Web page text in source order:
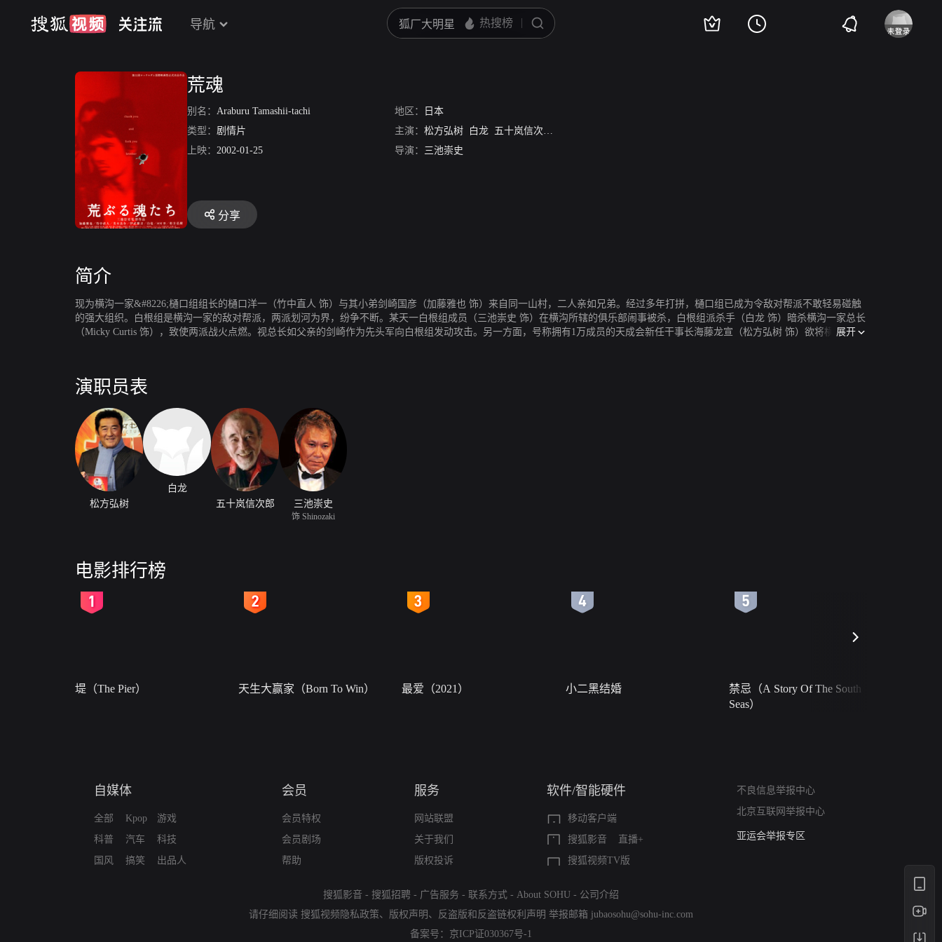
导航
荒魂
别名： Araburu Tamashii-tachi 地区：
日本
类型： 剧情片 主演： 松方弘树 白龙 五十岚信次郎
上映： 2002-01-25 导演： 三池崇史
分享
简介
现为横沟一家&#8226;樋口组组长的樋口洋一（竹中直人 饰）与其小弟剑崎国彦（加藤雅也 饰）来自同一山村，二人亲如兄弟。经过多年打拼，樋口组已成为令敌对帮派不敢轻易碰触
的强大组织。白根组是横沟一家的敌对帮派，两派划河为界，纷争不断。某天一白根组成员（三池崇史 饰）在横沟所辖的俱乐部闹事被杀，白根组派杀手（白龙 饰）暗杀横沟一家总长
（Micky Curtis 饰），致使两派战火点燃。视总长如父亲的剑崎作为先头军向白根组发动攻击。另一方面，号称拥有1万成员的天成会新任干事长海藤龙宣（松方弘树 饰）欲将横沟一家
展开
演职员表
松方弘树
白龙
五十岚信次郎
三池崇史
饰 Shinozaki
电影排行榜
堤（The Pier） 天生大赢家（Born To Win） 最爱（2021） 小二黑结婚
禁忌（A Story Of The South
Seas）
自媒体
全部
科普
国风
Kpop
汽车
搞笑
游戏
科技
出品人
会员
会员特权
会员剧场
帮助
服务
网站联盟
关于我们
版权投诉
软件/智能硬件
移动客户端
搜狐影音
直播+
搜狐视频TV版
不良信息举报中心
北京互联网举报中心
算法推荐专项举报
亚运会举报专区
搜狐影音 - 搜狐招聘 - 广告服务 - 联系方式 - About SOHU - 公司介绍
请仔细阅读 搜狐视频隐私政策、 版权声明 、 反盗版和反盗链权利声明 举报邮箱 jubaosohu@sohu-inc.com
备案号： 京ICP证030367号-1